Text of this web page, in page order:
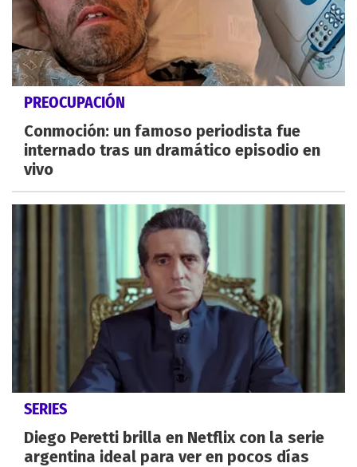
PREOCUPACIÓN
Conmoción: un famoso periodista fue
internado tras un dramático episodio en
vivo
SERIES
Diego Peretti brilla en Netflix con la serie
argentina ideal para ver en pocos días